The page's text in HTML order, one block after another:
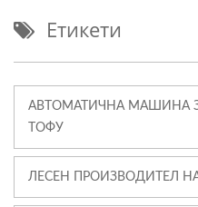
Етикети
АВТОМАТИЧНА МАШИНА
ТОФУ
ЛЕСЕН ПРОИЗВОДИТЕЛ